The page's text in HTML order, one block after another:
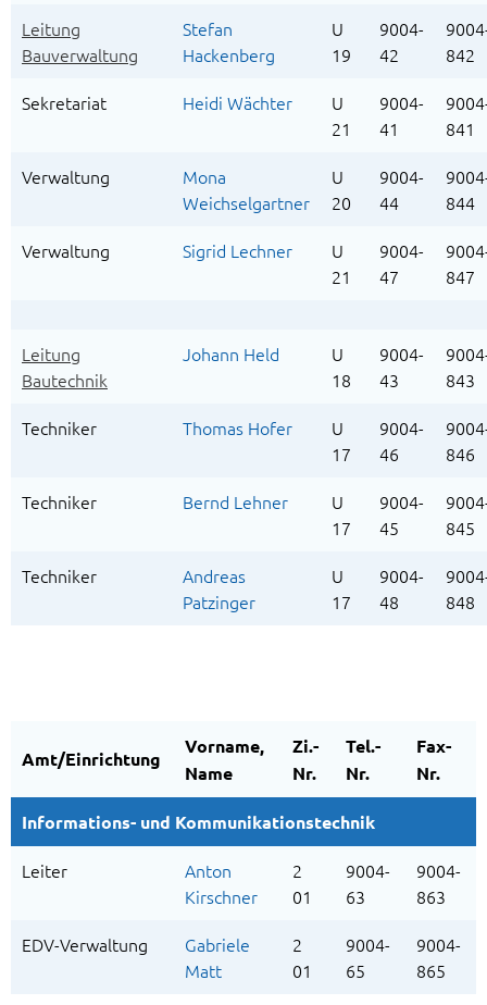
Leitung
Bauverwaltung
Stefan
Hackenberg
U
19
9004-
42
842
Sekretariat
Heidi Wächter
U
21
9004-
41
841
Verwaltung
Mona
Weichselgartner
U
20
9004-
44
844
Verwaltung
Sigrid Lechner
U
21
9004-
47
847
Leitung
Bautechnik
Johann Held
U
18
9004-
43
843
Techniker
Thomas Hofer
U
17
9004-
46
846
Techniker
Bernd Lehner
U
17
9004-
45
845
Techniker
Andreas
Patzinger
U
17
9004-
48
848
Amt/Einrichtung
Vorname,
Name
Zi.-
Nr.
Tel.-
Nr.
Fax-
Nr.
Informations- und Kommunikationstechnik
Leiter
Anton
Kirschner
2
01
9004-
63
9004-
863
EDV-Verwaltung
Gabriele
Matt
2
01
9004-
65
9004-
865